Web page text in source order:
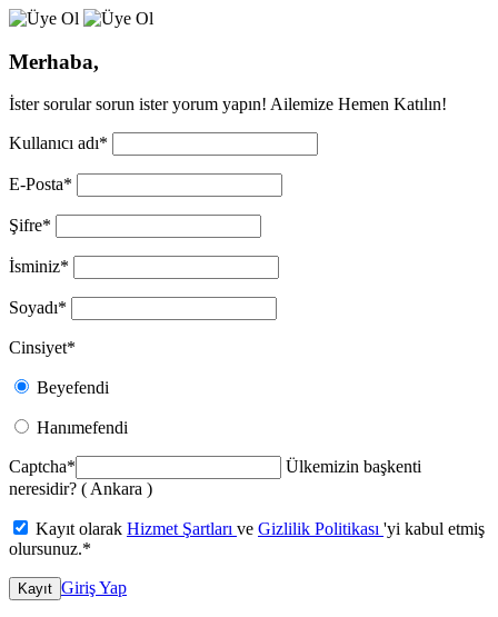
Merhaba,
İster sorular sorun ister yorum yapın! Ailemize Hemen Katılın!
Kullanıcı adı*
E-Posta*
Şifre*
İsminiz*
Soyadı*
Cinsiyet*
Beyefendi
Hanımefendi
Captcha*
Ülkemizin başkenti
neresidir? ( Ankara )
Kayıt olarak Hizmet Şartları ve Gizlilik Politikası 'yi kabul etmiş
olursunuz.*
Kayıt Giriş Yap